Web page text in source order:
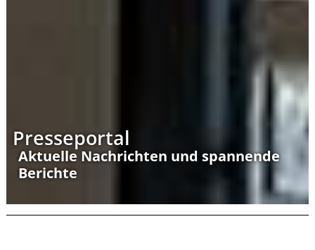
Presseportal
Aktuelle Nachrichten und spannende
Berichte